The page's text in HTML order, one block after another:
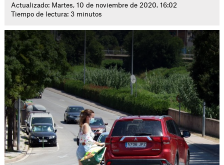
Actualizado: Martes, 10 de noviembre de 2020. 16:02
Tiempo de lectura: 3 minutos